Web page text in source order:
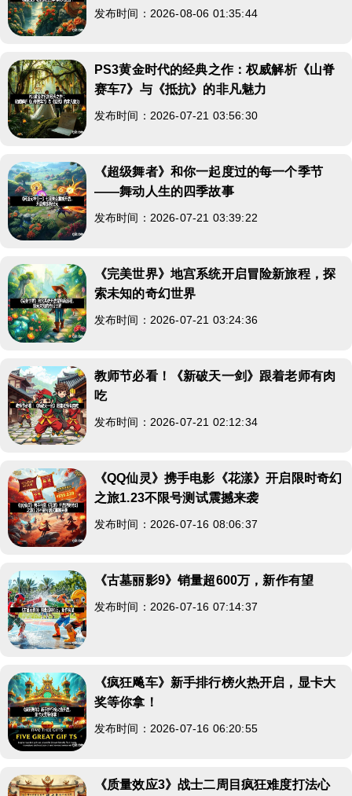
发布时间：2026-08-06 01:35:44
PS3黄金时代的经典之作：权威解析《山脊
赛车7》与《抵抗》的非凡魅力
发布时间：2026-07-21 03:56:30
《超级舞者》和你一起度过的每一个季节
——舞动人生的四季故事
发布时间：2026-07-21 03:39:22
《完美世界》地宫系统开启冒险新旅程，探
索未知的奇幻世界
发布时间：2026-07-21 03:24:36
教师节必看！《新破天一剑》跟着老师有肉
吃
发布时间：2026-07-21 02:12:34
《QQ仙灵》携手电影《花漾》开启限时奇幻
之旅1.23不限号测试震撼来袭
发布时间：2026-07-16 08:06:37
《古墓丽影9》销量超600万，新作有望
发布时间：2026-07-16 07:14:37
《疯狂飚车》新手排行榜火热开启，显卡大
奖等你拿！
发布时间：2026-07-16 06:20:55
《质量效应3》战士二周目疯狂难度打法心